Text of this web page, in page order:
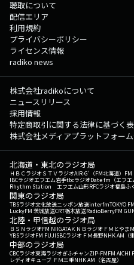
聴取について
配信エリア
利用規約
プライバシーポリシー
ライセンス情報
radiko news
株式会社radikoについて
ニュースリリース
採用情報
特定商取引に関する法律に基づく
株式会社メディアプラットフォー
北海道・東北のラジオ局
ＨＢＣラジオＳＴＶラジオAIR-G'（FM北海道） FM
IBCラジオエフエム岩手tbcラジオDate fm（エフエ
Rhythm Station エフエム山形RFCラジオ福島ふ
関東のラジオ局
TBSラジオ文化放送ニッポン放送interfmTOKYO FM
LuckyFM 茨城放送CRT栃木放送RadioBerryFM
北陸・甲信越のラジオ局
ＢＳＮラジオFM NIIGATAＫＮＢラジオ ＦＭとやま
YBSラジオFM FUJISBCラジオ ＦＭ長野NHK AM（東
中部のラジオ局
CBCラジオ東海ラジオぎふチャンZIP-FMFM AICHI
レディオキューブ ＦＭ三重NHK AM（名古屋）